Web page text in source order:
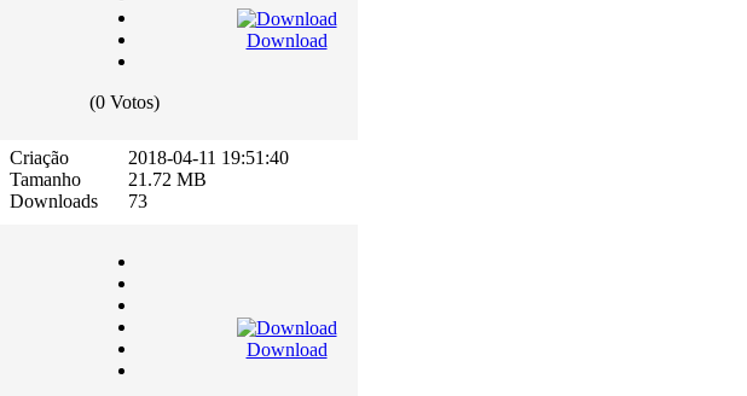
(0 Votos)
Download
Criação
Tamanho
Downloads
2018-04-11 19:51:40
21.72 MB
73
Download